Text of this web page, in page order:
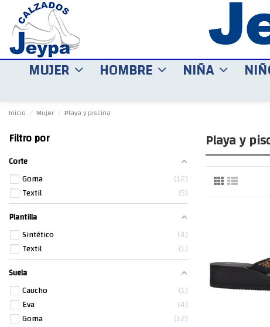
MUJER HOMBRE NIÑA
Inicio Mujer Playa y piscina
Playa y
Filtro por
Corte
Goma
12
Textil
5
Plantilla
Sintético
4
Textil
1
Suela
Caucho
1
Eva
4
Goma
12